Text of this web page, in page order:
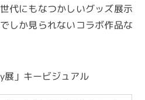
代にもなつかしいグッズ展⽰
しか⾒られないコラボ作品な